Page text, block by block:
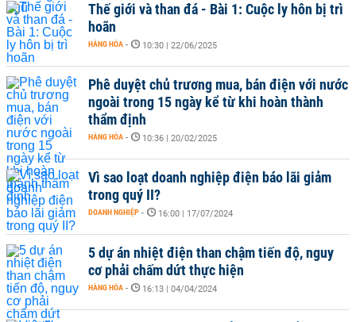
Thế giới và than đá - Bài 1: Cuộc ly hôn bị trì
hoãn
HÀNG HÓA - 10:30 | 22/06/2025
Phê duyệt chủ trương mua, bán điện với nước
ngoài trong 15 ngày kể từ khi hoàn thành
thẩm định
HÀNG HÓA - 10:36 | 20/02/2025
Vì sao loạt doanh nghiệp điện báo lãi giảm
trong quý II?
DOANH NGHIỆP - 16:00 | 17/07/2024
5 dự án nhiệt điện than chậm tiến độ, nguy
cơ phải chấm dứt thực hiện
HÀNG HÓA - 16:13 | 04/04/2024